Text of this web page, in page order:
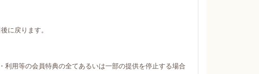
に戻ります。
用等の会員特典の全てあるいは一部の提供を停止する場合